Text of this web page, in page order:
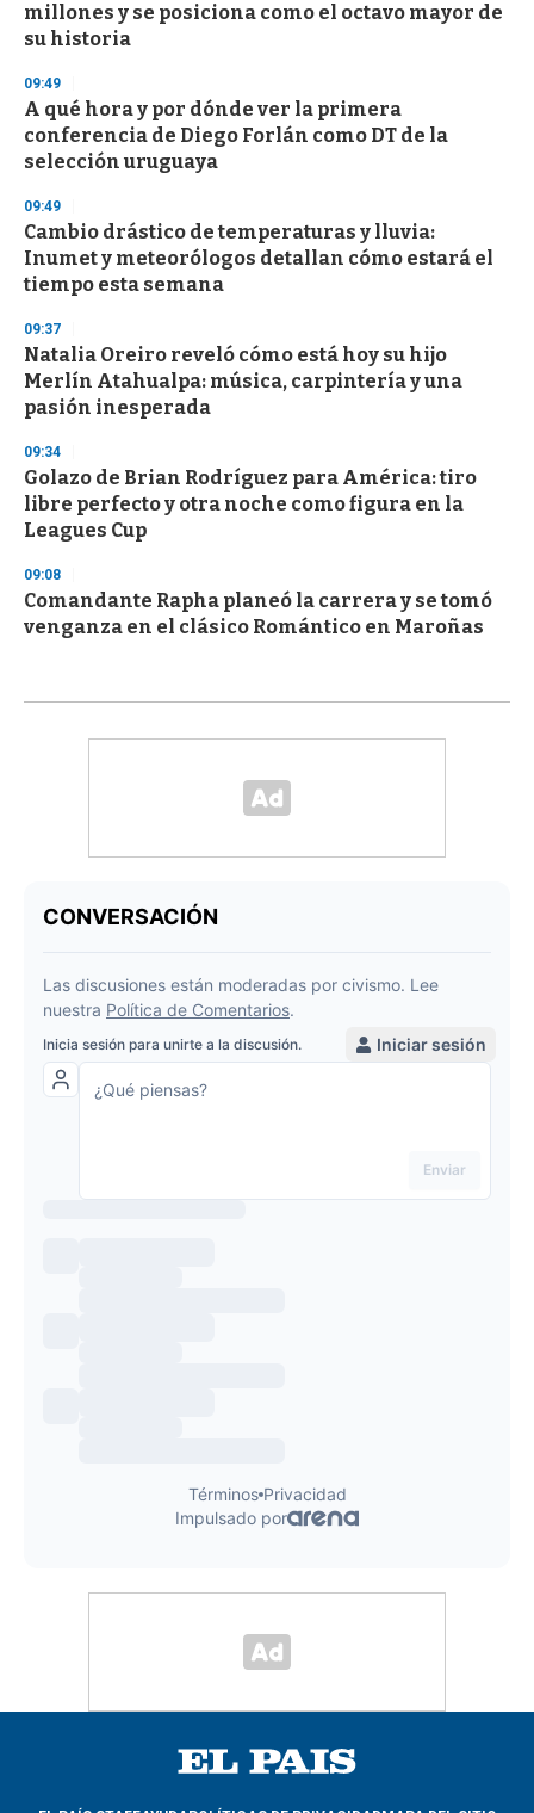
millones y se posiciona como el octavo mayor de
su historia
09:49
A qué hora y por dónde ver la primera
conferencia de Diego Forlán como DT de la
selección uruguaya
09:49
Cambio drástico de temperaturas y lluvia:
Inumet y meteorólogos detallan cómo estará el
tiempo esta semana
09:37
Natalia Oreiro reveló cómo está hoy su hijo
Merlín Atahualpa: música, carpintería y una
pasión inesperada
09:34
Golazo de Brian Rodríguez para América: tiro
libre perfecto y otra noche como figura en la
Leagues Cup
09:08
Comandante Rapha planeó la carrera y se tomó
venganza en el clásico Romántico en Maroñas